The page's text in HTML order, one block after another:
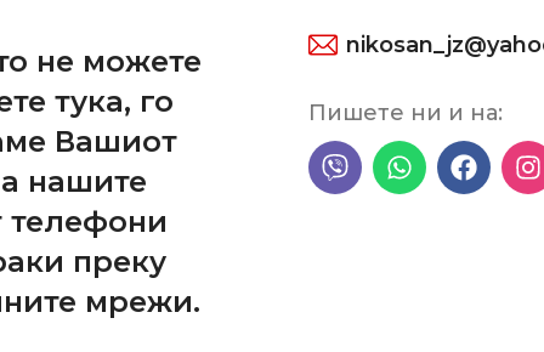
не можете
тука, го
Вашиот
нашите
телефони
преку
мрежи.
Пишете ни и на:
затегач
,YUGO , ZASTAVA 101